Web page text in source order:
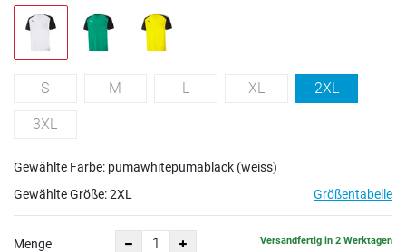
S M L XL 2XL
3XL
Gewählte Farbe: pumawhitepumablack (weiss)
Gewählte Größe:2XL Größentabelle
Menge Versandfertig in 2 Werktagen